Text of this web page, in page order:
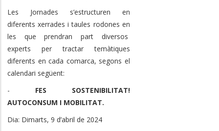
Les Jornades s’estructuren en
diferents xerrades i taules rodones en
les que prendran part diversos
experts per tractar temàtiques
diferents en cada comarca, segons el
calendari següent:
- FES SOSTENIBILITAT!
AUTOCONSUM I MOBILITAT.
Dia: Dimarts, 9 d’abril de 2024